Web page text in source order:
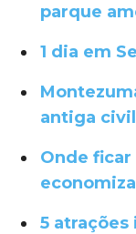
parque
1 dia em
antiga
Onde ficar
5